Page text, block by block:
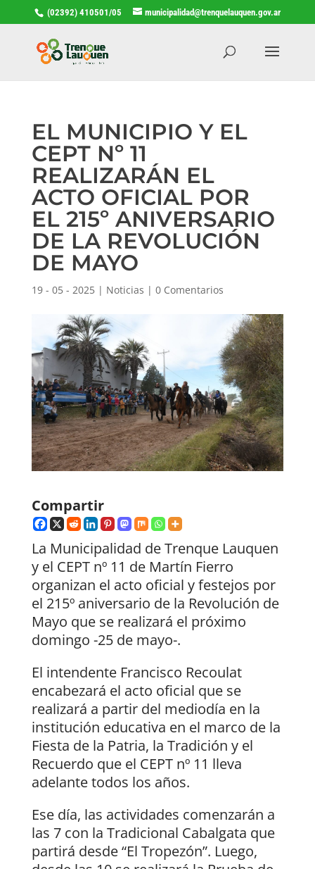
(02392) 410501/05 municipalidad@trenquelauquen.gov.ar
EL MUNICIPIO Y EL
CEPT Nº 11
REALIZARÁN EL
ACTO OFICIAL POR
EL 215º ANIVERSARIO
DE LA REVOLUCIÓN
DE MAYO
19 - 05 - 2025| Noticias | 0 Comentarios
Compartir
La Municipalidad de Trenque Lauquen
y el CEPT nº 11 de Martín Fierro
organizan el acto oficial y festejos por
el 215º aniversario de la Revolución de
Mayo que se realizará el próximo
domingo -25 de mayo-.
El intendente Francisco Recoulat
encabezará el acto oficial que se
realizará a partir del mediodía en la
institución educativa en el marco de la
Fiesta de la Patria, la Tradición y el
Recuerdo que el CEPT nº 11 lleva
adelante todos los años.
Ese día, las actividades comenzarán a
las 7 con la Tradicional Cabalgata que
partirá desde “El Tropezón”. Luego,